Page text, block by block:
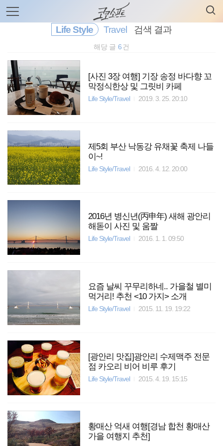
본
가
기
Life Style Travel 검색 결과
해당 글 6 건
[사진 3장 여행] 기장 송정 바다향 꼬
막정식한상 및 그릿비 카페
Life Style/Travel 2019. 3. 25. 20:10
제5회 부산 낙동강 유채꽃 축제 나들
이~!
Life Style/Travel 2016. 4. 12. 20:00
2016년 병신년(丙申年) 새해 광안리
해돋이 사진 및 움짤
Life Style/Travel 2016. 1. 1. 09:50
요즘 날씨 꾸무리하네.. 가을철 별미
먹거리! 추천 <10 가지> 소개
Life Style/Travel 2015. 11. 19. 19:22
[광안리 맛집]광안리 수제맥주 전문
점 카오리 비어 비루 후기
Life Style/Travel 2015. 4. 19. 15:15
황매산 억새 여행[경남 합천 황매산
가을 여행지 추천]
색